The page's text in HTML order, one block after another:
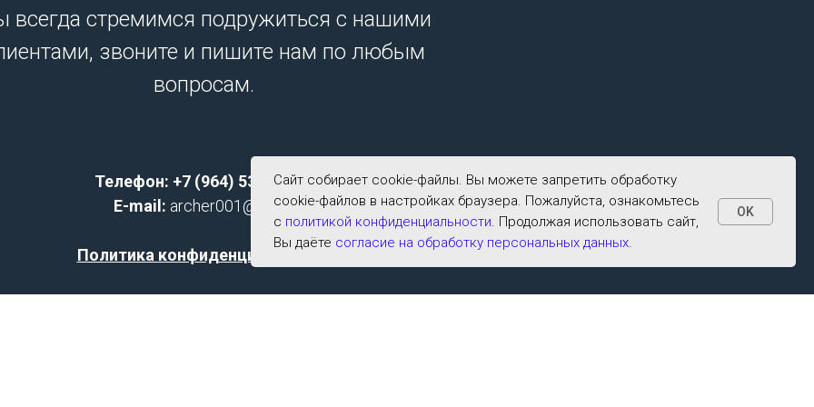
всегда стремимся подружиться с нашими
звоните и пишите нам по любым
вопросам.
Телефон: +7 (964) 533-2591;
E-mail: archer001@list.ru
Политика конфиденциальности
Сайт собирает cookie-файлы. Вы можете запретить обработку
cookie-файлов в настройках браузера. Пожалуйста, ознакомьтесь
с политикой конфиденциальности. Продолжая использовать сайт,
Вы даёте согласие на обработку персональных данных.
OK